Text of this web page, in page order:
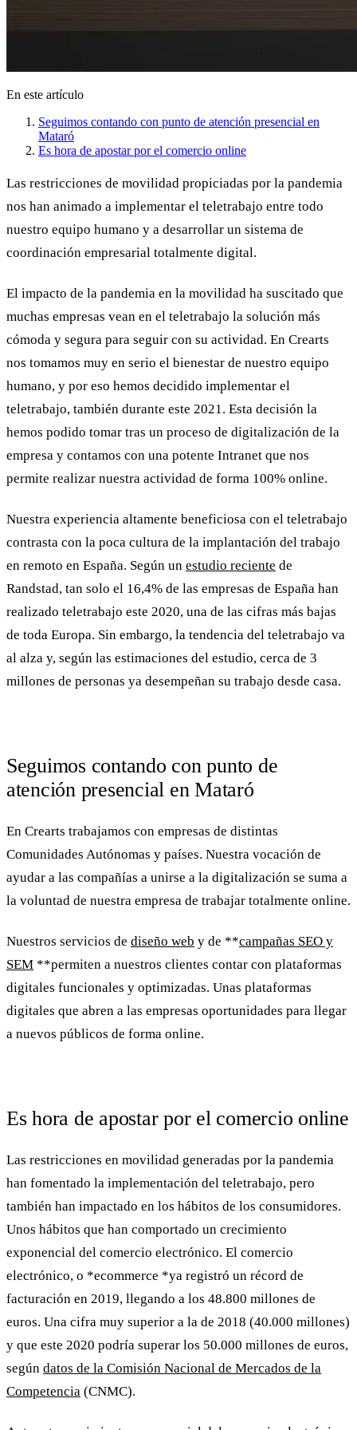
En este artículo
Seguimos contando con punto de atención presencial en
Mataró
Es hora de apostar por el comercio online
Las restricciones de movilidad propiciadas por la pandemia
nos han animado a implementar el teletrabajo entre todo
nuestro equipo humano y a desarrollar un sistema de
coordinación empresarial totalmente digital.
El impacto de la pandemia en la movilidad ha suscitado que
muchas empresas vean en el teletrabajo la solución más
cómoda y segura para seguir con su actividad. En Crearts
nos tomamos muy en serio el bienestar de nuestro equipo
humano, y por eso hemos decidido implementar el
teletrabajo, también durante este 2021. Esta decisión la
hemos podido tomar tras un proceso de digitalización de la
empresa y contamos con una potente Intranet que nos
permite realizar nuestra actividad de forma 100% online.
Nuestra experiencia altamente beneficiosa con el teletrabajo
contrasta con la poca cultura de la implantación del trabajo
en remoto en España. Según un estudio reciente de
Randstad, tan solo el 16,4% de las empresas de España han
realizado teletrabajo este 2020, una de las cifras más bajas
de toda Europa. Sin embargo, la tendencia del teletrabajo va
al alza y, según las estimaciones del estudio, cerca de 3
millones de personas ya desempeñan su trabajo desde casa.
Seguimos contando con punto de
atención presencial en Mataró
En Crearts trabajamos con empresas de distintas
Comunidades Autónomas y países. Nuestra vocación de
ayudar a las compañías a unirse a la digitalización se suma a
la voluntad de nuestra empresa de trabajar totalmente online.
Nuestros servicios de diseño web y de **campañas SEO y
SEM **permiten a nuestros clientes contar con plataformas
digitales funcionales y optimizadas. Unas plataformas
digitales que abren a las empresas oportunidades para llegar
a nuevos públicos de forma online.
Es hora de apostar por el comercio online
Las restricciones en movilidad generadas por la pandemia
han fomentado la implementación del teletrabajo, pero
también han impactado en los hábitos de los consumidores.
Unos hábitos que han comportado un crecimiento
exponencial del comercio electrónico. El comercio
electrónico, o *ecommerce *ya registró un récord de
facturación en 2019, llegando a los 48.800 millones de
euros. Una cifra muy superior a la de 2018 (40.000 millones)
y que este 2020 podría superar los 50.000 millones de euros,
según datos de la Comisión Nacional de Mercados de la
Competencia (CNMC).